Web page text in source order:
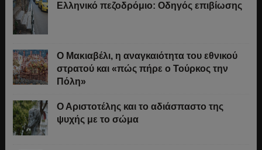
Ελληνικό πεζοδρόμιο: Οδηγός επιβίωσης
Ο Μακιαβέλι, η αναγκαιότητα του εθνικού
στρατού και «πώς πήρε ο Τούρκος την
Πόλη»
Ο Αριστοτέλης και το αδιάσπαστο της
ψυχής με το σώμα